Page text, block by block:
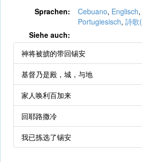
Sprachen: Cebuano, Englisch,
Portugiesisch, 詩歌
Siehe auch:
神将被掳的带回锡安
基督乃是殿，城，与地
家人唤利百加来
回耶路撒冷
我已拣选了锡安